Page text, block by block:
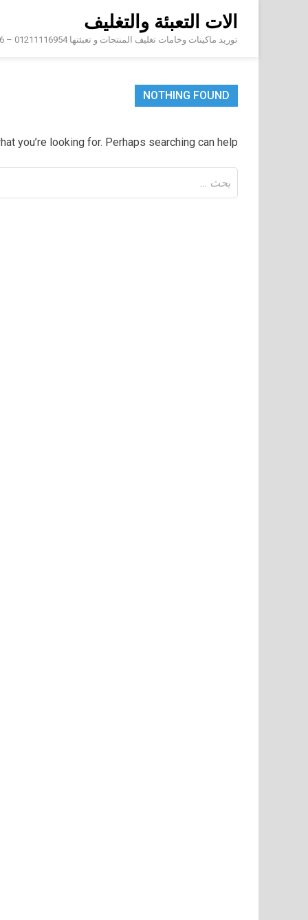
content
الات التعبئة والتغليف
توريد ماكينات وخامات تغليف المنتجات و تعبئتها 01211116954 – 01211116956 – 01211116958
NOTHING FOUND
you’re looking for. Perhaps searching can help.
عن: